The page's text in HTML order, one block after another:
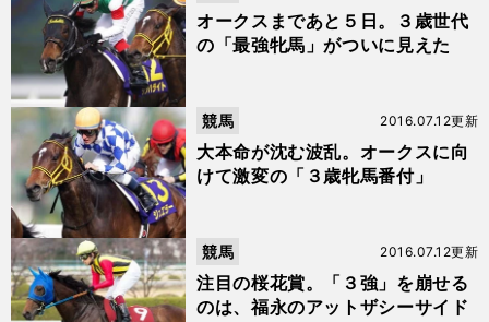
オークスまであと５日。３歳世代
の「最強牝馬」がついに見えた
大本命が沈む波乱。オークスに向
けて激変の「３歳牝馬番付」
2016.07.12更新
競馬
注目の桜花賞。「３強」を崩せる
のは、福永のアットザシーサイド
2016.07.12更新
競馬